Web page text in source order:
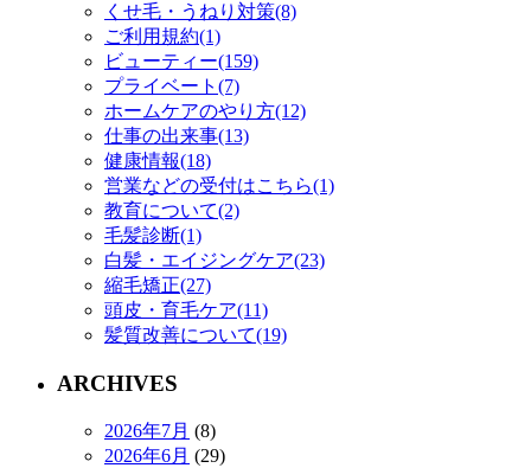
くせ毛・うねり対策(8)
ご利用規約(1)
ビューティー(159)
プライベート(7)
ホームケアのやり方(12)
仕事の出来事(13)
健康情報(18)
営業などの受付はこちら(1)
教育について(2)
毛髪診断(1)
白髪・エイジングケア(23)
縮毛矯正(27)
頭皮・育毛ケア(11)
髪質改善について(19)
ARCHIVES
2026年7月 (8)
2026年6月 (29)